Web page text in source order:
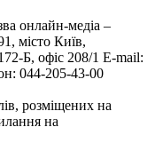
онлайн-медіа –
місто Київ,
Б, офіс 208/1 E-mail:
044-205-43-00
розміщених на
на